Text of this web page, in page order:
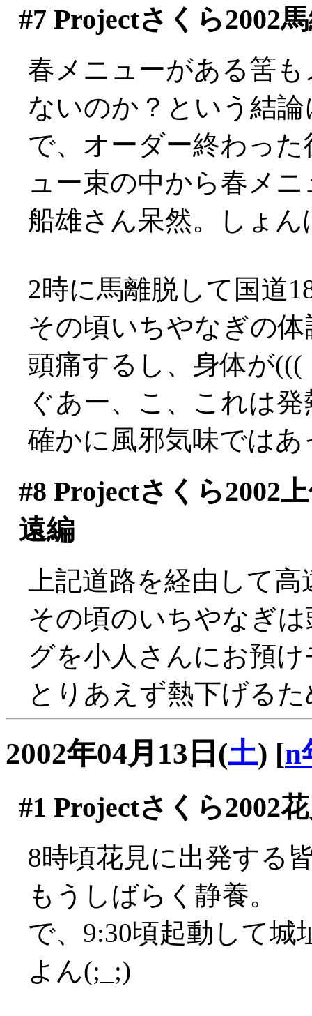
#7 Projectさくら2002
春メニューがある筈
ないのか？という結
で、オーダー終わっ
ュー束の中から春メ
船雄さん呆然。しょん
2時に馬離脱して国道
その頃いちやなぎの
頭痛するし、身体が
ぐあー、こ、これは
確かに風邪気味では
#8 Projectさくら2002
遠編
上記道路を経由して
その頃のいちやなぎ
グを小人さんにお預
とりあえず熱下げる
2002年04月13日(土) [n
#1 Projectさくら2002
8時頃花見に出発する
もうしばらく静養。
で、9:30頃起動して城
よん(;_;)